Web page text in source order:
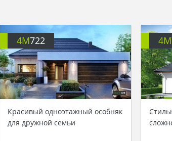
4M722
Красивый одноэтажный особняк
для дружной семьи
4M